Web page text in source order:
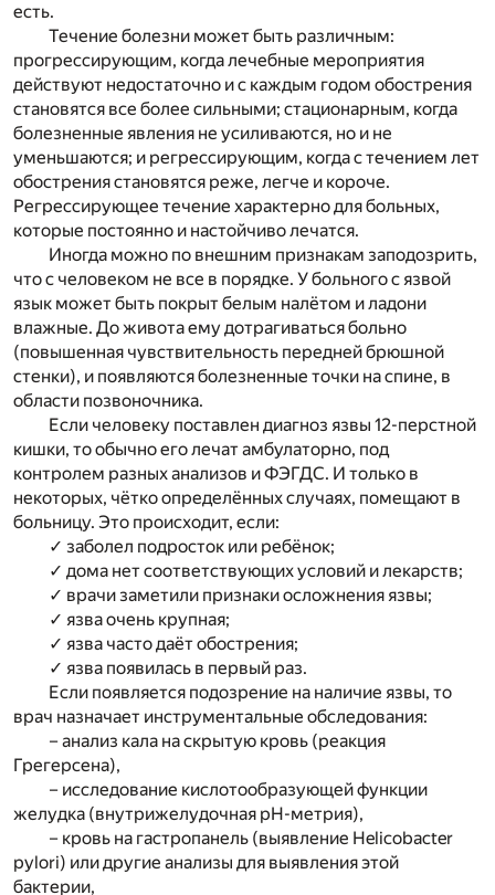
есть.
Течение болезни может быть различным:
прогрессирующим, когда лечебные мероприятия
действуют недостаточно и с каждым годом обострения
становятся все более сильными; стационарным, когда
болезненные явления не усиливаются, но и не
уменьшаются; и регрессирующим, когда с течением лет
обострения становятся реже, легче и короче.
Регрессирующее течение характерно для больных,
которые постоянно и настойчиво лечатся.
Иногда можно по внешним признакам заподозрить,
что с человеком не все в порядке. У больного с язвой
язык может быть покрыт белым налётом и ладони
влажные. До живота ему дотрагиваться больно
(повышенная чувствительность передней брюшной
стенки), и появляются болезненные точки на спине, в
области позвоночника.
Если человеку поставлен диагноз язвы 12-перстной
кишки, то обычно его лечат амбулаторно, под
контролем разных анализов и ФЭГДС. И только в
некоторых, чётко определённых случаях, помещают в
больницу. Это происходит, если:
✓ заболел подросток или ребёнок;
✓ дома нет соответствующих условий и лекарств;
✓ врачи заметили признаки осложнения язвы;
✓ язва очень крупная;
✓ язва часто даёт обострения;
✓ язва появилась в первый раз.
Если появляется подозрение на наличие язвы, то
врач назначает инструментальные обследования:
– анализ кала на скрытую кровь (реакция
Грегерсена),
– исследование кислотообразующей функции
желудка (внутрижелудочная рН-метрия),
– кровь на гастропанель (выявление Helicobacter
pylori) или другие анализы для выявления этой
бактерии,